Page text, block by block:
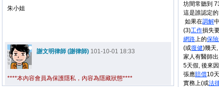
朱小姐
謝文明律師 (謝律師) 101-10-01 18:33
****本內容會員為保護隱私，內容為隱藏狀態****
坊間常聽到
這是誰認定
如果在調解
(3)工作損失
網路上的保險
(或復健)幾天
家人有醫師
5天假, 後來
張應賠償10天
實務上(或法